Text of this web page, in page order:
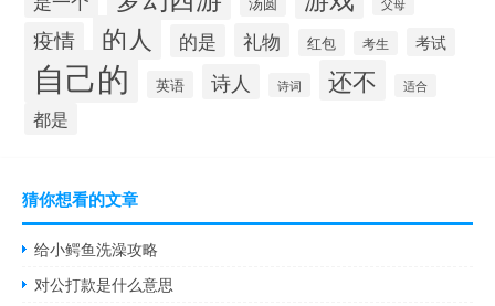
父母
疫情 的人 的是 礼物 红包 考生 考试
自己的 英语 诗人 诗词 还不 适合
都是
猜你想看的文章
给小鳄鱼洗澡攻略
对公打款是什么意思